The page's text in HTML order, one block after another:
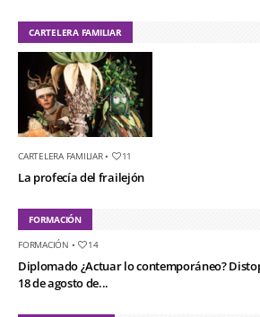
CARTELERA FAMILIAR
CARTELERA FAMILIAR• 11
La profecía del frailejón
FORMACIÓN
FORMACIÓN • 14
Diplomado ¿Actuar lo contemporáneo?
18 de agosto de...